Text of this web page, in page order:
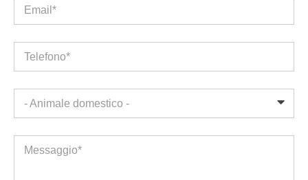
Email*
Telefono*
- Animale domestico -
Messaggio*